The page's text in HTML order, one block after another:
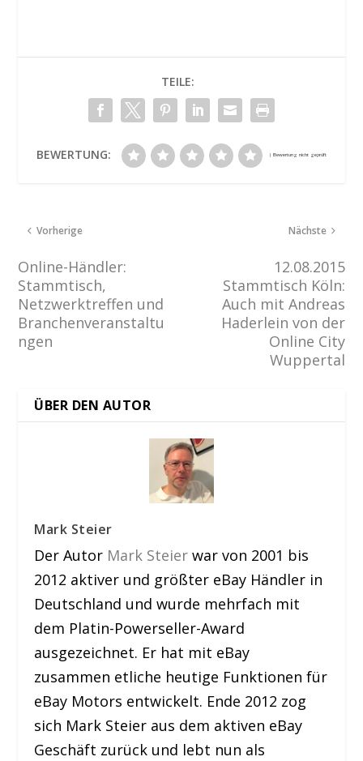
TEILE:
BEWERTUNG:
Vorherige
Online-Händler:
Stammtisch,
Netzwerktreffen und
Branchenveranstaltu
ngen
Nächste
12.08.2015
Stammtisch Köln:
Auch mit Andreas
Haderlein von der
Online City
Wuppertal
ÜBER DEN AUTOR
Mark Steier
Der Autor Mark Steier war von 2001 bis
2012 aktiver und größter eBay Händler in
Deutschland und wurde mehrfach mit
dem Platin-Powerseller-Award
ausgezeichnet. Er hat mit eBay
zusammen etliche heutige Funktionen für
eBay Motors entwickelt. Ende 2012 zog
sich Mark Steier aus dem aktiven eBay
Geschäft zurück und lebt nun als